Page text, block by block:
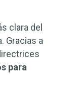
clara del
Gracias a
para